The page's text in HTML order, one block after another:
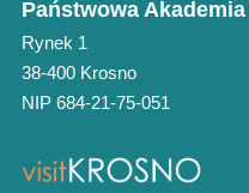
Państwowa
Rynek 1
38-400 Krosno
NIP 684-21-75-051